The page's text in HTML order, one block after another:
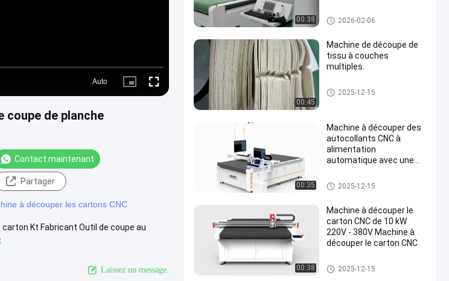
Auto
Picture- Fullscreen
coupe de planche
Contact maintenant
Partager
à découper les cartons CNC
Kt Fabricant Outil de coupe au
Laissez un message.
00:38
Machine à découper les emball
ages
2026-02-06
00:45
Machine de découpe de
tissu à couches
multiples.
Machine à découper les emball
ages
2025-12-15
00:35
Machine à découper des
autocollants CNC à
alimentation
automatique avec une
une précision de ± 0,1
mm pour l'emballage
Machine à découper les emball
ages
2025-12-15
00:38
Machine à découper le
carton CNC de 10 kW
220V - 380V Machine à
découper le carton CNC
Machine à découper les emball
ages
2025-12-15